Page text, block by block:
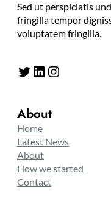
Sed ut perspiciatis
fringilla tempor
voluptatem fringilla.
Twitter LinkedIn Instagram
About
Home
Latest News
About
How we started
Contact